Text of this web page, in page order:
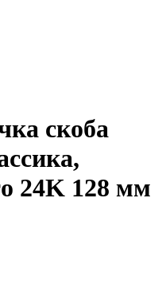
скоба
24K 128 мм